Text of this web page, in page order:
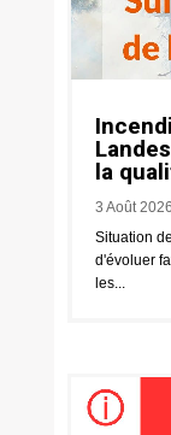
la
3 Août 2026
Situation
d'évoluer
les...